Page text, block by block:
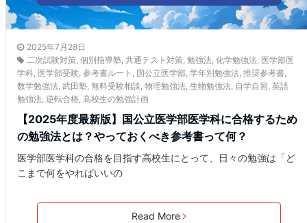
2025年7月28日
二次試験対策 個別指導塾 共通テスト対策 勉強法 化学勉強法 医学部医
学科 医学部受験 参考書ルート 国公立医学部 学年別勉強法 推奨参考書
数学勉強法 武田塾 無料受験相談 物理勉強法 生物勉強法 自学自習 英語
勉強法 逆転合格 高校生の勉強計画
【2025年度最新版】国公立医学部医学科に合格するため
の勉強法とは？やっておくべき参考書って何？
医学部医学科の合格を目指す高校生にとって、日々の勉強は「ど
こまで何をやればいいの
Read More